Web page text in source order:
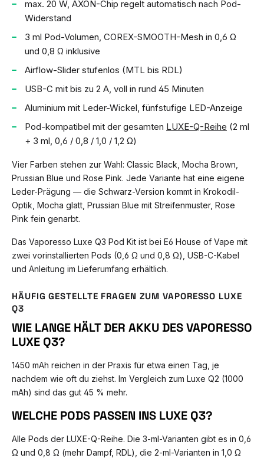
max. 20 W, AXON-Chip regelt automatisch nach Pod-
Widerstand
3 ml Pod-Volumen, COREX-SMOOTH-Mesh in 0,6 Ω
und 0,8 Ω inklusive
Airflow-Slider stufenlos (MTL bis RDL)
USB-C mit bis zu 2 A, voll in rund 45 Minuten
Aluminium mit Leder-Wickel, fünfstufige LED-Anzeige
Pod-kompatibel mit der gesamten LUXE-Q-Reihe (2 ml
+ 3 ml, 0,6 / 0,8 / 1,0 / 1,2 Ω)
Vier Farben stehen zur Wahl: Classic Black, Mocha Brown,
Prussian Blue und Rose Pink. Jede Variante hat eine eigene
Leder-Prägung — die Schwarz-Version kommt in Krokodil-
Optik, Mocha glatt, Prussian Blue mit Streifenmuster, Rose
Pink fein genarbt.
Das Vaporesso Luxe Q3 Pod Kit ist bei E6 House of Vape mit
zwei vorinstallierten Pods (0,6 Ω und 0,8 Ω), USB-C-Kabel
und Anleitung im Lieferumfang erhältlich.
HÄUFIG GESTELLTE FRAGEN ZUM VAPORESSO LUXE
Q3
WIE LANGE HÄLT DER AKKU DES VAPORESSO
LUXE Q3?
1450 mAh reichen in der Praxis für etwa einen Tag, je
nachdem wie oft du ziehst. Im Vergleich zum Luxe Q2 (1000
mAh) sind das gut 45 % mehr.
WELCHE PODS PASSEN INS LUXE Q3?
Alle Pods der LUXE-Q-Reihe. Die 3-ml-Varianten gibt es in 0,6
Ω und 0,8 Ω (mehr Dampf, RDL), die 2-ml-Varianten in 1,0 Ω